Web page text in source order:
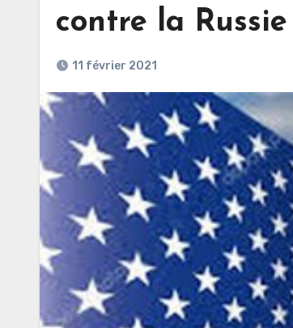
contre la Russie
11 février 2021